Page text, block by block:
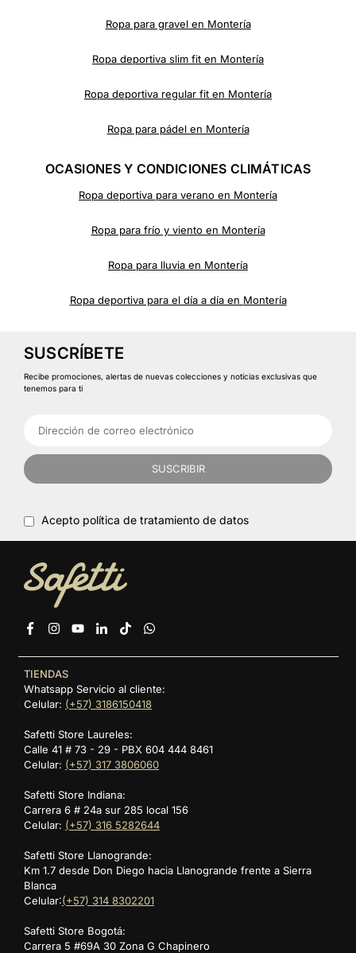
Ropa para gravel en Montería
Ropa deportiva slim fit en Montería
Ropa deportiva regular fit en Montería
Ropa para pádel en Montería
OCASIONES Y CONDICIONES CLIMÁTICAS
Ropa deportiva para verano en Montería
Ropa para frío y viento en Montería
Ropa para lluvia en Montería
Ropa deportiva para el día a día en Montería
SUSCRÍBETE
Recibe promociones, alertas de nuevas colecciones y noticias exclusivas que
tenemos para ti
SUSCRIBIR
Acepto política de tratamiento de datos
FacebookInstagram
YouTubeLinkedin
TikTok
TIENDAS
Whatsapp Servicio al cliente:
Celular: (+57) 3186150418
Safetti Store Laureles:
Calle 41 # 73 - 29 - PBX 604 444 8461
Celular: (+57) 317 3806060
Safetti Store Indiana:
Carrera 6 # 24a sur 285 local 156
Celular: (+57) 316 5282644
Safetti Store Llanogrande:
Km 1.7 desde Don Diego hacia Llanogrande frente a Sierra
Blanca
Celular:(+57) 314 8302201
Safetti Store Bogotá:
Carrera 5 #69A 30 Zona G Chapinero